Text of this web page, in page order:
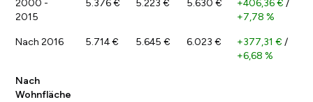
2000 -
2015
5.376 € 5.223 € 5.630 € +406,36 € /
+7,78 %
Nach 2016 5.714 € 5.645 € 6.023 € +377,31 € /
+6,68 %
Nach
Wohnfläche